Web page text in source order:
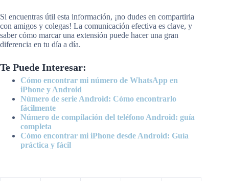
Si encuentras útil esta información, ¡no dudes en compartirla
con amigos y colegas! La comunicación efectiva es clave, y
saber cómo marcar una extensión puede hacer una gran
diferencia en tu día a día.
Te Puede Interesar:
Cómo encontrar mi número de WhatsApp en
iPhone y Android
Número de serie Android: Cómo encontrarlo
fácilmente
Número de compilación del teléfono Android: guía
completa
Cómo encontrar mi iPhone desde Android: Guía
práctica y fácil